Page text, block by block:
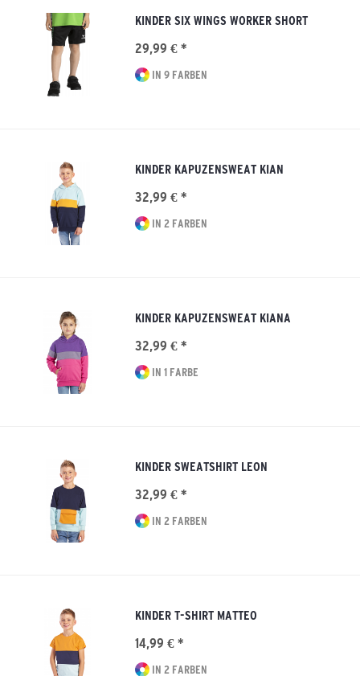
KINDER SIX WINGS WORKER SHORT
29,99 € *
IN 9 FARBEN
KINDER KAPUZENSWEAT KIAN
32,99 € *
IN 2 FARBEN
KINDER KAPUZENSWEAT KIANA
32,99 € *
IN 1 FARBE
KINDER SWEATSHIRT LEON
32,99 € *
IN 2 FARBEN
KINDER T-SHIRT MATTEO
14,99 € *
IN 2 FARBEN